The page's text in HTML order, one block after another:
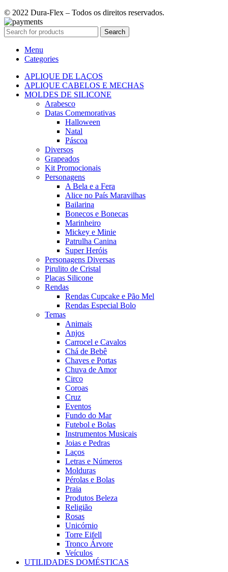
© 2022 Dura-Flex – Todos os direitos reservados.
Search
Menu
Categories
APLIQUE DE LAÇOS
APLIQUE CABELOS E MECHAS
MOLDES DE SILICONE
Arabesco
Datas Comemorativas
Halloween
Natal
Páscoa
Diversos
Grapeados
Kit Promocionais
Personagens
A Bela e a Fera
Alice no País Maravilhas
Bailarina
Bonecos e Bonecas
Marinheiro
Mickey e Minie
Patrulha Canina
Super Heróis
Personagens Diversas
Pirulito de Cristal
Placas Silicone
Rendas
Rendas Cupcake e Pão Mel
Rendas Especial Bolo
Temas
Animais
Anjos
Carrocel e Cavalos
Chá de Bebê
Chaves e Portas
Chuva de Amor
Circo
Coroas
Cruz
Eventos
Fundo do Mar
Futebol e Bolas
Instrumentos Musicais
Joias e Pedras
Laços
Letras e Números
Molduras
Pérolas e Bolas
Praia
Produtos Beleza
Religião
Rosas
Unicórnio
Torre Eifell
Tronco Árvore
Veículos
UTILIDADES DOMÉSTICAS